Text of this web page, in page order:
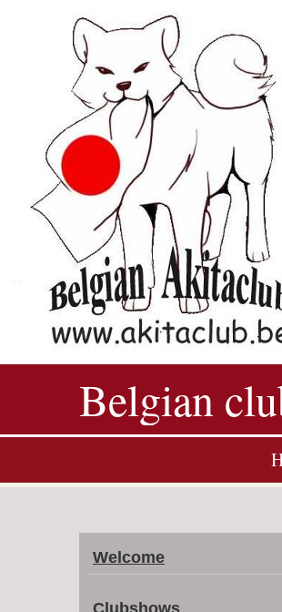
Belgian
Welcome
Clubshows